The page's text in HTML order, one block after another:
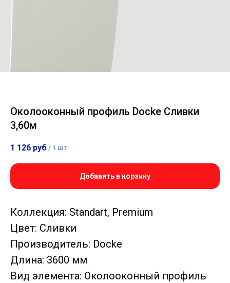
Околооконный профиль Docke Сливки
3,60м
1 126 руб / 1 шт
Добавить в корзину
Коллекция: Standart, Premium
Цвет: Сливки
Производитель: Docke
Длина: 3600 мм
Вид элемента: Околооконный профиль